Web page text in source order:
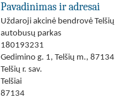
Pavadinimas ir adresai
Uždaroji akcinė bendrovė Telšių
autobusų parkas
180193231
Gedimino g. 1, Telšių m., 87134
Telšių r. sav.
Telšiai
87134